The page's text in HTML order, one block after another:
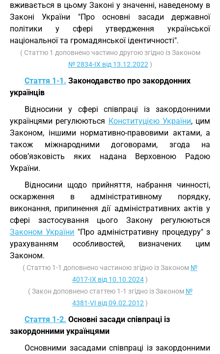
вживається в цьому Законі у значенні, наведеному в
Законі України "Про основні засади державної
політики у сфері утвердження української
національної та громадянської ідентичності".
( Статтю 1 доповнено частино другою згідно із Законом
№ 2834-IX від 13.12.2022 )
Стаття 1-1. Законодавство про закордонних
українців
Відносини у сфері співпраці із закордонними
українцями регулюються Конституцією України, цим
Законом, іншими нормативно-правовими актами, а
також міжнародними договорами, згода на
обов’язковість яких надана Верховною Радою
України.
Відносини щодо прийняття, набрання чинності,
оскарження в адміністративному порядку,
виконання, припинення дії адміністративних актів у
сфері застосування цього Закону регулюються
Законом України "Про адміністративну процедуру" з
урахуванням особливостей, визначених цим
Законом.
( Статтю 1-1 доповнено частиною згідно із Законом №
4017-IX від 10.10.2024)
( Закон доповнено статтею 1-1 згідно із Законом №
4381-VI від 09.02.2012 )
Стаття 1-2. Основні засади співпраці із
закордонними українцями
Основними засадами співпраці із закордонними